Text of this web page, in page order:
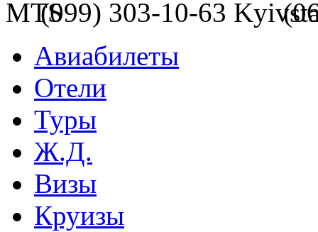
(099) 303-10-63
Авиабилеты
Отели
Туры
Ж.Д.
Визы
Круизы